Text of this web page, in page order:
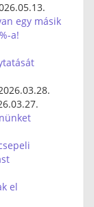
egy másik
a!
el